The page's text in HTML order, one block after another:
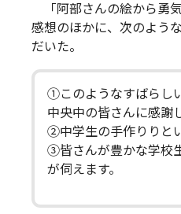
「阿部さんの絵から勇
感想のほかに、次のよう
だいた。
①このようなすばらし
中央中の皆さんに感謝
②中学生の手作りりと
③皆さんが豊かな学校
が伺えます。